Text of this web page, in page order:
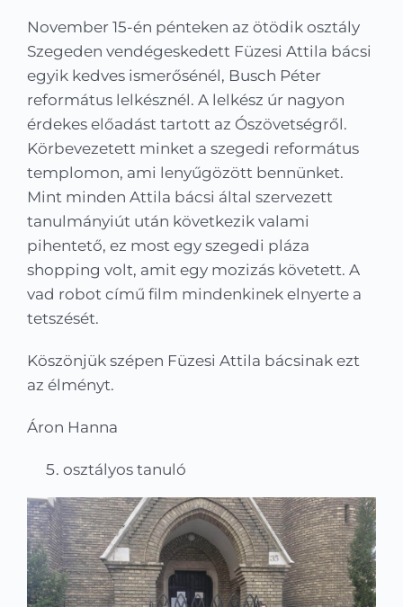
KRÉTA
November 15-én pénteken az ötödik osztály
Szegeden vendégeskedett Füzesi Attila bácsi
egyik kedves ismerősénél, Busch Péter
református lelkésznél. A lelkész úr nagyon
érdekes előadást tartott az Ószövetségről.
Körbevezetett minket a szegedi református
templomon, ami lenyűgözött bennünket.
Mint minden Attila bácsi által szervezett
tanulmányiút után következik valami
pihentető, ez most egy szegedi pláza
shopping volt, amit egy mozizás követett. A
vad robot című film mindenkinek elnyerte a
tetszését.
Köszönjük szépen Füzesi Attila bácsinak ezt
az élményt.
Áron Hanna
osztályos tanuló